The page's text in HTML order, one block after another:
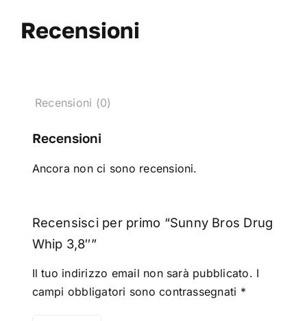
Recensioni
Recensioni (0)
Recensioni
Ancora non ci sono recensioni.
Recensisci per primo “Sunny Bros Drug
Whip 3,8″”
Il tuo indirizzo email non sarà pubblicato. I
campi obbligatori sono contrassegnati *